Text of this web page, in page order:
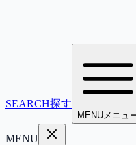
SEARCH探す
MENUメニュ
MENU